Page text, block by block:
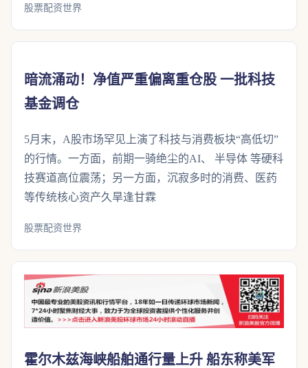
股票配资世界
暗流涌动！净值严重偏离重仓股 一批科技
基金调仓
5月末，A股市场罕见上演了科技与消费板块“高低切”
的行情。一方面，前期一骑绝尘的AI、 半导体 等硬科
技赛道高位震荡；另一方面，沉寂多时的消费、医药
等传统核心资产久旱逢甘霖
股票配资世界
霍尔木兹海峡船舶通行量上升 船东称美军